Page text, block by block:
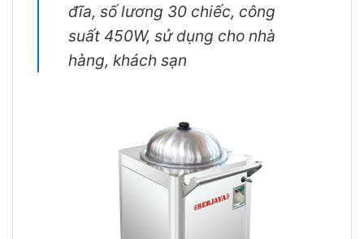
đĩa, số lương 30 chiếc, công
suất 450W, sử dụng cho nhà
hàng, khách sạn